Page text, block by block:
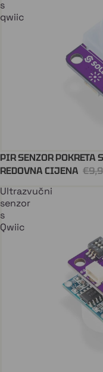
s
qwiic
Dodaj U Košaricu
PIR SENZOR POKRETA
REDOVNA CIJENA
Ultrazvučni
senzor
s
Qwiic